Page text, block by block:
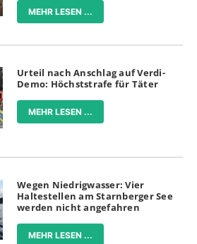
MEHR LESEN ...
Urteil nach Anschlag auf Verdi-
Demo: Höchststrafe für Täter
MEHR LESEN ...
Wegen Niedrigwasser: Vier
Haltestellen am Starnberger See
werden nicht angefahren
MEHR LESEN ...